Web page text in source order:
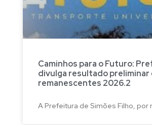
Caminhos para o Futuro:
divulga resultado preliminar
remanescentes 2026.2
A Prefeitura de Simões Filho, por